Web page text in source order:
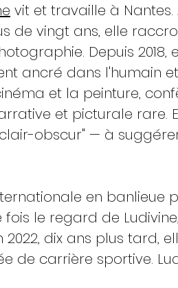
vit et travaille à Nantes.
de vingt ans, elle
Depuis
ancré dans l'humain
et la peinture,
et picturale rare.
obscur" — à
en banlieue
le regard de
2022, dix ans plus tard,
de carrière sportive.